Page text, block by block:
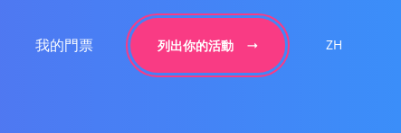
我的門票 列出你的活動 ZH